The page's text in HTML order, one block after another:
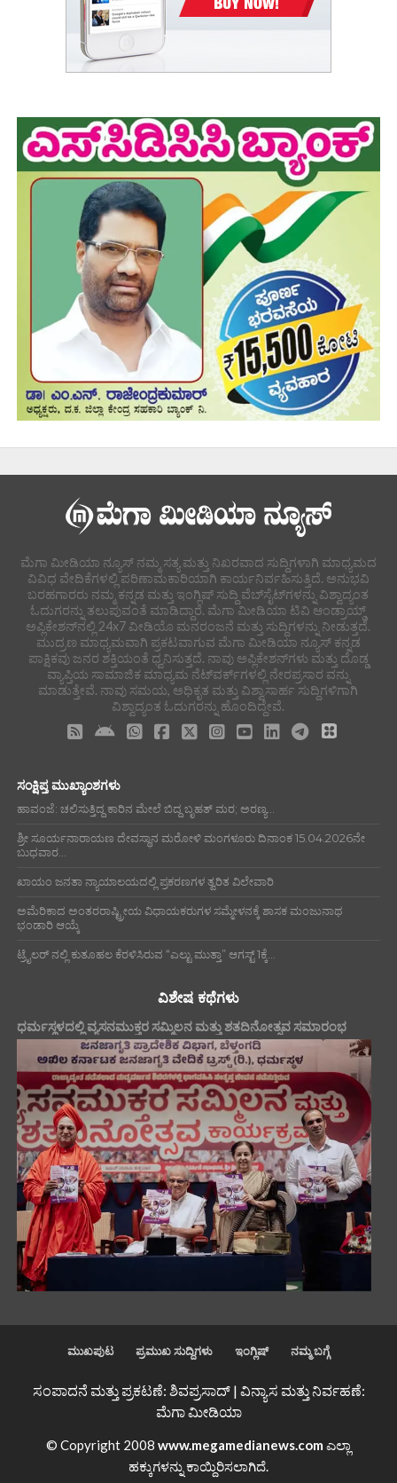
ಮೆಗಾ ಮೀಡಿಯಾ ನ್ಯೂಸ್ ನಮ್ಮ ಸತ್ಯ ಮತ್ತು ನಿಖರವಾದ ಸುದ್ದಿಗಳಾಗಿ ಮಾಧ್ಯಮದ
ವಿವಿಧ ವೇದಿಕೆಗಳಲ್ಲಿ ಪರಿಣಾಮಕಾರಿಯಾಗಿ ಕಾರ್ಯನಿರ್ವಹಿಸುತ್ತಿದೆ. ಅನುಭವಿ
ಬರಹಗಾರರು ನಮ್ಮ ಕನ್ನಡ ಮತ್ತು ಇಂಗ್ಲಿಷ್ ಸುದ್ದಿ ವೆಬ್‌ಸೈಟ್‌ಗಳನ್ನು ವಿಶ್ವಾದ್ಯಂತ
ಓದುಗರನ್ನು ತಲುಪುವಂತೆ ಮಾಡಿದ್ದಾರೆ. ಮೆಗಾ ಮೀಡಿಯಾ ಟಿವಿ ಆಂಡ್ರಾಯ್ಡ್
ಅಪ್ಲಿಕೇಶನ್‌ನಲ್ಲಿ 24x7 ವೀಡಿಯೊ ಮನರಂಜನೆ ಮತ್ತು ಸುದ್ದಿಗಳನ್ನು ನೀಡುತ್ತದೆ.
ಮುದ್ರಣ ಮಾಧ್ಯಮವಾಗಿ ಪ್ರಕಟವಾಗುವ ಮೆಗಾ ಮೀಡಿಯಾ ನ್ಯೂಸ್ ಕನ್ನಡ
ಪಾಕ್ಷಿಕವು ಜನರ ಶಕ್ತಿಯಂತೆ ಧ್ವನಿಸುತ್ತದೆ. ನಾವು ಅಪ್ಲಿಕೇಶನ್‌ಗಳು ಮತ್ತು ದೊಡ್ಡ
ವ್ಯಾಪ್ತಿಯ ಸಾಮಾಜಿಕ ಮಾಧ್ಯಮ ನೆಟ್‌ವರ್ಕ್‌ಗಳಲ್ಲಿ ನೇರಪ್ರಸಾರ ವನ್ನು
ಮಾಡುತ್ತೇವೆ. ನಾವು ಸಮಯ, ಅಧಿಕೃತ ಮತ್ತು ವಿಶ್ವಾಸಾರ್ಹ ಸುದ್ದಿಗಳಿಗಾಗಿ
ವಿಶ್ವಾದ್ಯಂತ ಓದುಗರನ್ನು ಹೊಂದಿದ್ದೇವೆ.
ಸಂಕ್ಷಿಪ್ತ ಮುಖ್ಯಾಂಶಗಳು
ಹಾವಂಜೆ: ಚಲಿಸುತ್ತಿದ್ದ ಕಾರಿನ ಮೇಲೆ ಬಿದ್ದ ಬೃಹತ್ ಮರ; ಅರಣ್ಯ...
ಶ್ರೀ ಸೂರ್ಯನಾರಾಯಣ ದೇವಸ್ಥಾನ ಮರೋಳಿ ಮಂಗಳೂರು ದಿನಾಂಕ 15.04.2026ನೇ
ಬುಧವಾರ...
ಖಾಯಂ ಜನತಾ ನ್ಯಾಯಾಲಯದಲ್ಲಿ ಪ್ರಕರಣಗಳ ತ್ವರಿತ ವಿಲೇವಾರಿ
ಅಮೆರಿಕಾದ ಅಂತರರಾಷ್ಟ್ರೀಯ ವಿಧಾಯಕರುಗಳ ಸಮ್ಮೇಳನಕ್ಕೆ ಶಾಸಕ ಮಂಜುನಾಥ
ಭಂಡಾರಿ ಆಯ್ಕೆ
ಟ್ರೈಲರ್ ನಲ್ಲಿ ಕುತೂಹಲ ಕೆರಳಿಸಿರುವ “ಎಲ್ಟು ಮುತ್ತಾ” ಆಗಸ್ಟ್ 1ಕ್ಕೆ...
ವಿಶೇಷ ಕಥೆಗಳು
ಧರ್ಮಸ್ಥಳದಲ್ಲಿ ವ್ಯಸನಮುಕ್ತರ ಸಮ್ಮಿಲನ ಮತ್ತು ಶತದಿನೋತ್ಸವ ಸಮಾರಂಭ
ಮುಖಪುಟ ಪ್ರಮುಖ ಸುದ್ದಿಗಳು ಇಂಗ್ಲಿಷ್ ನಮ್ಮ ಬಗ್ಗೆ
ಸಂಪಾದನೆ ಮತ್ತು ಪ್ರಕಟಣೆ: ಶಿವಪ್ರಸಾದ್ | ವಿನ್ಯಾಸ ಮತ್ತು ನಿರ್ವಹಣೆ:
ಮೆಗಾ ಮೀಡಿಯಾ
© Copyright 2008 www.megamedianews.com ಎಲ್ಲಾ
ಹಕ್ಕುಗಳನ್ನು ಕಾಯ್ದಿರಿಸಲಾಗಿದೆ.